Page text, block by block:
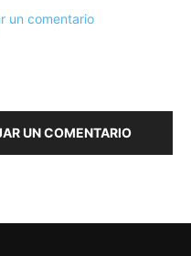
un comentario
UN COMENTARIO